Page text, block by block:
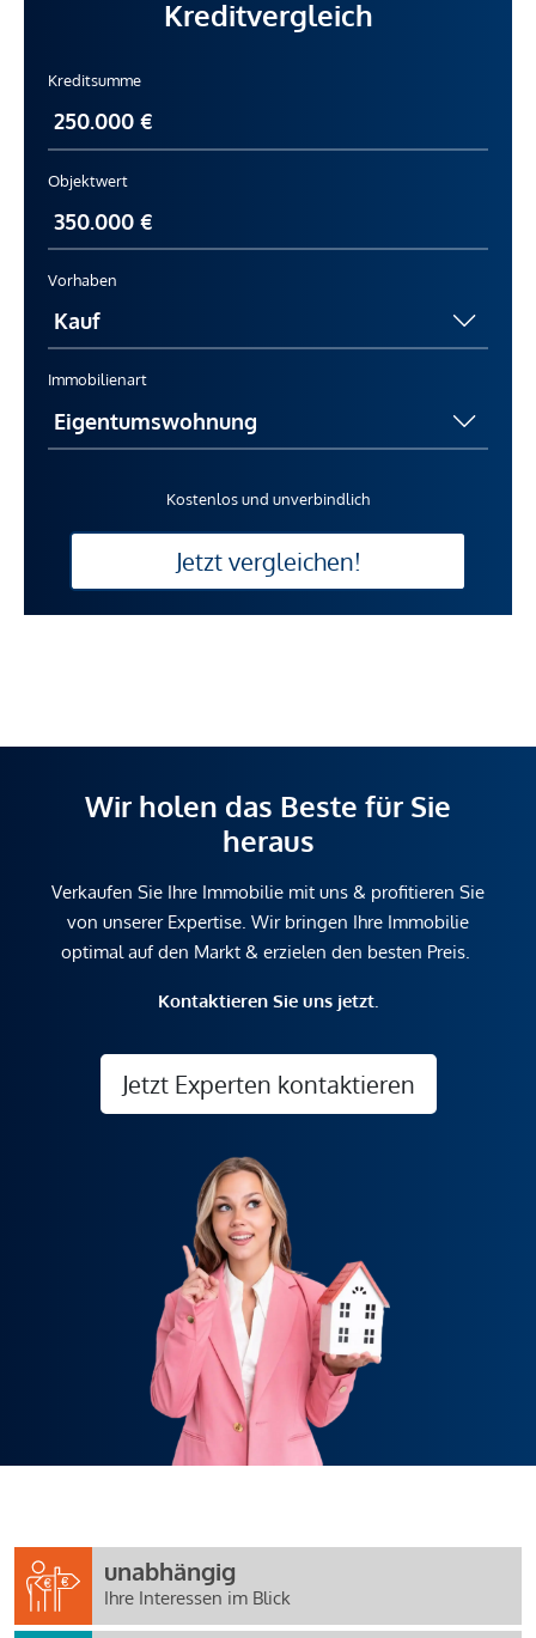
Kreditvergleich
Kreditsumme
Objektwert
Vorhaben
Immobilienart
Kostenlos und unverbindlich
Jetzt vergleichen!
Wir holen das Beste für Sie
heraus
Verkaufen Sie Ihre Immobilie mit uns & profitieren Sie
von unserer Expertise. Wir bringen Ihre Immobilie
optimal auf den Markt & erzielen den besten Preis.
Kontaktieren Sie uns jetzt.
Jetzt Experten kontaktieren
unabhängig
Ihre Interessen im Blick